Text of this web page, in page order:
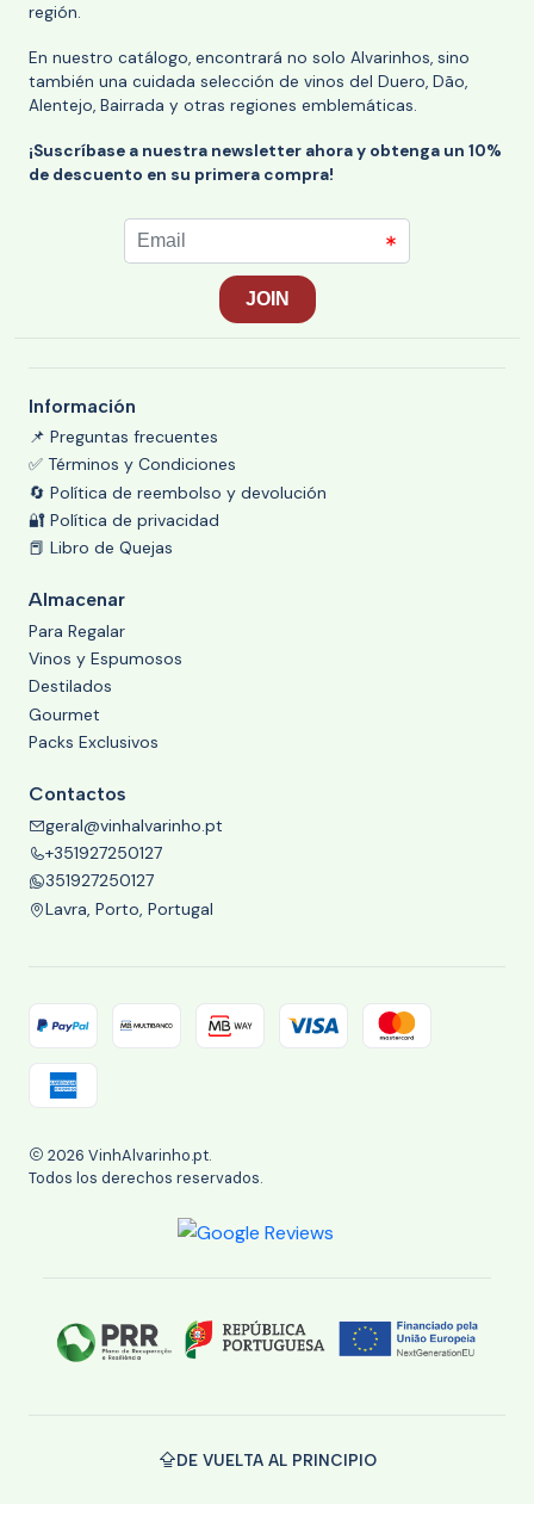
región.
En nuestro catálogo, encontrará no solo Alvarinhos, sino
también una cuidada selección de vinos del Duero, Dão,
Alentejo, Bairrada y otras regiones emblemáticas.
¡Suscríbase a nuestra newsletter ahora y obtenga un 10%
de descuento en su primera compra!
Información
📌 Preguntas frecuentes
✅ Términos y Condiciones
🔄 Política de reembolso y devolución
🔐 Política de privacidad
📕 Libro de Quejas
Almacenar
Para Regalar
Vinos y Espumosos
Destilados
Gourmet
Packs Exclusivos
Contactos
geral@vinhalvarinho.pt
+351927250127
351927250127
Lavra, Porto, Portugal
2026 VinhAlvarinho.pt.
Todos los derechos reservados.
DE VUELTA AL PRINCIPIO